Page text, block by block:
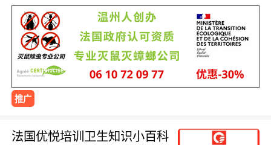
推广
法国优悦培训卫生知识小百科